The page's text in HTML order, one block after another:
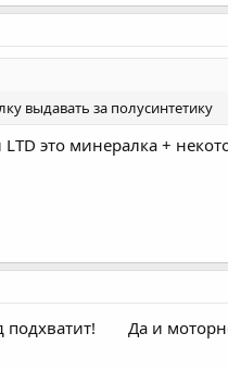
выдавать за полусинтетику
это минералка +
Да и